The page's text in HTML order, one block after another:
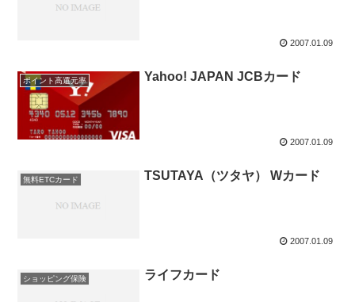
2007.01.09
ポイント高還元率 Yahoo! JAPAN JCBカード
2007.01.09
無料ETCカード TSUTAYA（ツタヤ） Wカード
2007.01.09
ショッピング保険 ライフカード